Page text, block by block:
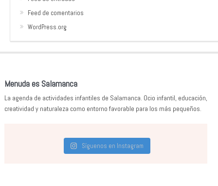
Feed de comentarios
WordPress.org
Menuda es Salamanca
La agenda de actividades infantiles de Salamanca. Ocio infantil, educación,
creatividad y naturaleza como entorno favorable para los más pequeños.
Síguenos en Instagram